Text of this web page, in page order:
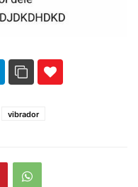
vibrador